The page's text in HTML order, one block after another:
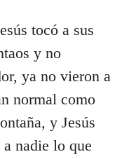
tocó a sus
y no
ya no vieron a
normal como
y Jesús
nadie lo que